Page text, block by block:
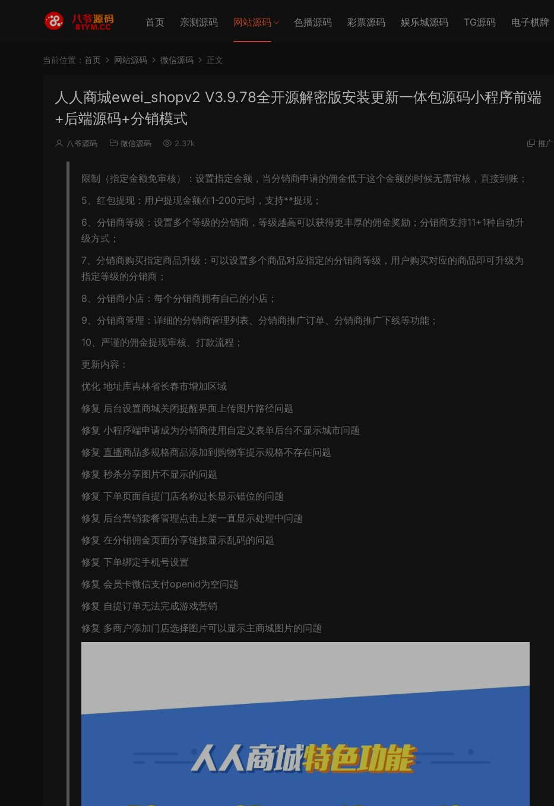
首页 亲测源码 网站源码 色播源码 彩票源码 娱乐城源码 TG源码 电子棋牌
当前位置： 首页 网站源码 微信源码 正文
人人商城ewei_shopv2 V3.9.78全开源解密版安装更新一体包源码小程序前端
+后端源码+分销模式
八爷源码 微信源码 2.37k 推广
限制（指定金额免审核）：设置指定金额，当分销商申请的佣金低于这个金额的时候无需审核，直接到账；
5、红包提现：用户提现金额在1-200元时，支持**提现；
6、分销商等级：设置多个等级的分销商，等级越高可以获得更丰厚的佣金奖励；分销商支持11+1种自动升
级方式；
7、分销商购买指定商品升级：可以设置多个商品对应指定的分销商等级，用户购买对应的商品即可升级为
指定等级的分销商；
8、分销商小店：每个分销商拥有自己的小店；
9、分销商管理：详细的分销商管理列表、分销商推广订单、分销商推广下线等功能；
10、严谨的佣金提现审核、打款流程；
更新内容：
优化 地址库吉林省长春市增加区域
修复 后台设置商城关闭提醒界面上传图片路径问题
修复 小程序端申请成为分销商使用自定义表单后台不显示城市问题
修复 直播商品多规格商品添加到购物车提示规格不存在问题
修复 秒杀分享图片不显示的问题
修复 下单页面自提门店名称过长显示错位的问题
修复 后台营销套餐管理点击上架一直显示处理中问题
修复 在分销佣金页面分享链接显示乱码的问题
修复 下单绑定手机号设置
修复 会员卡微信支付openid为空问题
修复 自提订单无法完成游戏营销
修复 多商户添加门店选择图片可以显示主商城图片的问题